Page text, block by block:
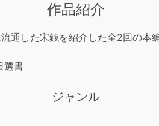
作品紹介
通した宋銭を紹介した全2回の
選書
ジャンル